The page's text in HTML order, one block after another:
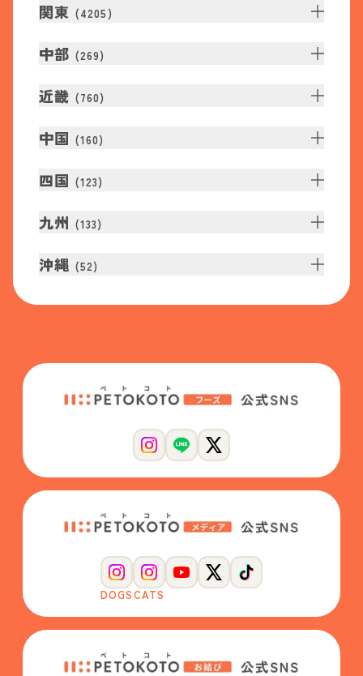
関東 (4205 )
中部 (269)
近畿 (760)
中国 (160)
四国 (123)
九州 (133)
沖縄 (52)
DOGSCATS